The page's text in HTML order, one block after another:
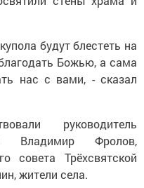
будут блестеть на
Божью, а сама
нас с вами, - сказал
руководитель
Владимир Фролов,
совета Трёхсвятской
жители села.